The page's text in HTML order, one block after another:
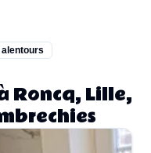
Roncq, Lille,